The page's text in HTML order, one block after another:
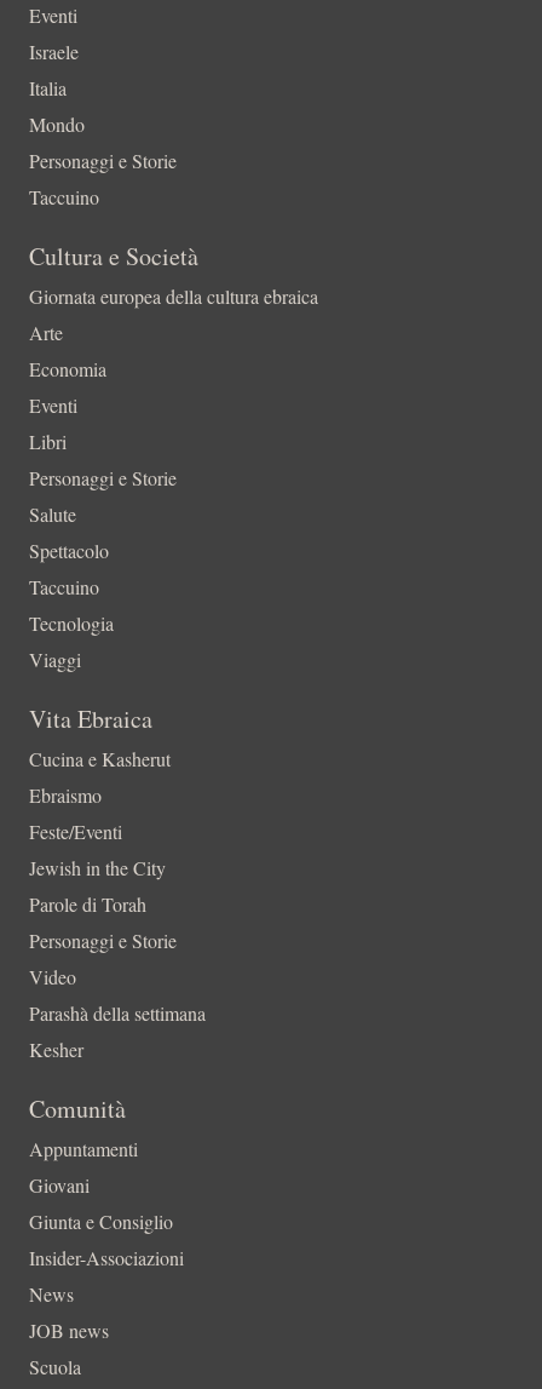
Eventi
Israele
Italia
Mondo
Personaggi e Storie
Taccuino
Cultura e Società
Giornata europea della cultura ebraica
Arte
Economia
Eventi
Libri
Personaggi e Storie
Salute
Spettacolo
Taccuino
Tecnologia
Viaggi
Vita Ebraica
Cucina e Kasherut
Ebraismo
Feste/Eventi
Jewish in the City
Parole di Torah
Personaggi e Storie
Video
Parashà della settimana
Kesher
Comunità
Appuntamenti
Giovani
Giunta e Consiglio
Insider-Associazioni
News
JOB news
Scuola